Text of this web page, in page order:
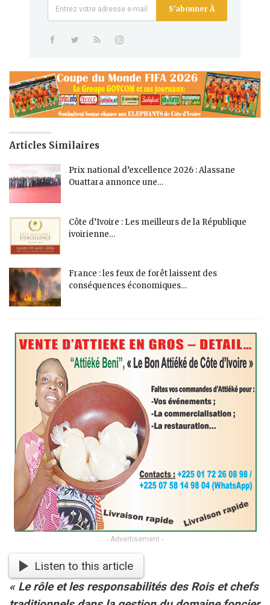
S'abonner À
Articles Similaires
Prix national d’excellence 2026 : Alassane
Ouattara annonce une…
Côte d’Ivoire : Les meilleurs de la République
ivoirienne…
France : les feux de forêt laissent des
conséquences économiques…
- Advertisement -
Listen to this article
« Le rôle et les responsabilités des Rois et chefs